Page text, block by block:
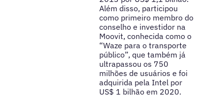
Além disso, participou
como primeiro membro do
conselho e investidor na
Moovit, conhecida como o
“Waze para o transporte
público”, que também já
ultrapassou os 750
milhões de usuários e foi
adquirida pela Intel por
US$ 1 bilhão em 2020.